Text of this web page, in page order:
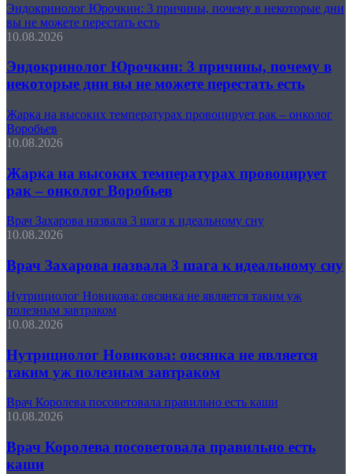
Эндокринолог Юрочкин: 3 причины, почему в некоторые дни
вы не можете перестать есть
10.08.2026
Эндокринолог Юрочкин: 3 причины, почему в
некоторые дни вы не можете перестать есть
Жарка на высоких температурах провоцирует рак – онколог
Воробьев
10.08.2026
Жарка на высоких температурах провоцирует
рак – онколог Воробьев
Врач Захарова назвала 3 шага к идеальному сну
10.08.2026
Врач Захарова назвала 3 шага к идеальному сну
Нутрициолог Новикова: овсянка не является таким уж
полезным завтраком
10.08.2026
Нутрициолог Новикова: овсянка не является
таким уж полезным завтраком
Врач Королева посоветовала правильно есть каши
10.08.2026
Врач Королева посоветовала правильно есть
каши